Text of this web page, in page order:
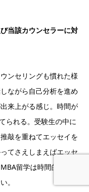
当該カウンセラーに対
ンセリングも慣れた様
ながら自己分析を進め
来上がる感じ。時間が
られる。受験生の中に
敲を重ねてエッセイを
てさえしまえばエッセ
留学は時間的な負
。